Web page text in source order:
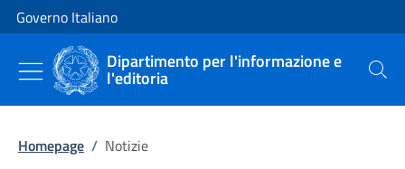
Vai al contenuto
Vai alla navigazione del sito
Governo Italiano
Dipartimento per l'informazione e
l'editoria Cerca
Homepage / Notizie